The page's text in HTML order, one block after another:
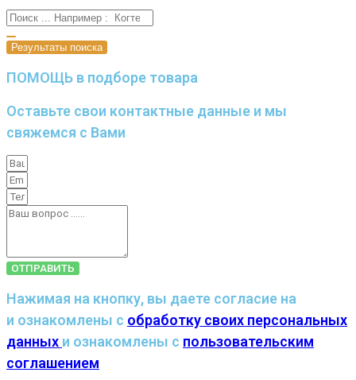
Результаты поиска
ПОМОЩЬ в подборе товара
Оставьте свои контактные данные и мы
свяжемся с Вами
ОТПРАВИТЬ
Нажимая на кнопку, вы даете согласие на
и ознакомлены с обработку своих персональных
данных и ознакомлены с пользовательским
соглашением